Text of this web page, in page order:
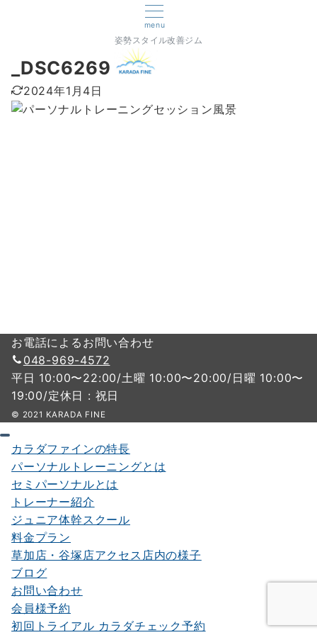
menu
姿勢スタイル改善ジム
_DSC6269
2024年1月4日
お電話によるお問い合わせ
048-969-4572
平日 10:00〜22:00/土曜 10:00〜20:00/日曜 10:00〜
19:00/定休日 : 祝日
© 2021 KARADA FINE
カラダファインの特長
パーソナルトレーニングとは
セミパーソナルとは
トレーナー紹介
ジュニア体幹スクール
料金プラン
草加店・谷塚店アクセス店内の様子
ブログ
お問い合わせ
会員様予約
初回トライアル カラダチェック予約